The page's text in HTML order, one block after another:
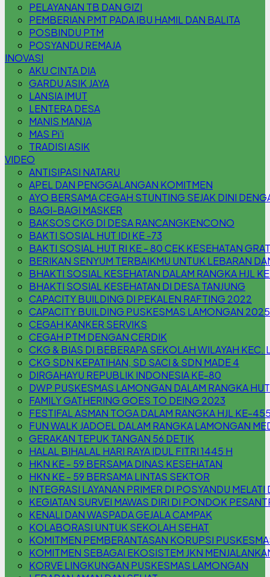
PELAYANAN TB DAN GIZI
PEMBERIAN PMT PADA IBU HAMIL DAN BALITA
POSBINDU PTM
POSYANDU REMAJA
INOVASI
AKU CINTA DIA
GARDU ASIK JAYA
LANSIA IMUT
LENTERA DESA
MANIS MANJA
MAS Pi'i
TRADISI ASIK
VIDEO
ANTISIPASI NATARU
APEL DAN PENGGALANGAN KOMITMEN
AYO BERSAMA CEGAH STUNTING SEJAK DINI
BAGI-BAGI MASKER
BAKSOS CKG DI DESA RANCANGKENCONO
BAKTI SOSIAL HUT IDI KE -73
BAKTI SOSIAL HUT RI KE - 80 CEK KESEHATAN
BERIKAN SENYUM TERBAIKMU UNTUK LEBARAN
BHAKTI SOSIAL KESEHATAN DALAM RANGKA HJL
BHAKTI SOSIAL KESEHATAN DI DESA TANJUNG
CAPACITY BUILDING DI PEKALEN RAFTING 2022
CAPACITY BUILDING PUSKESMAS LAMONGAN 2025
CEGAH KANKER SERVIKS
CEGAH PTM DENGAN CERDIK
CKG & BIAS DI BEBERAPA SEKOLAH WILAYAH KEC.
CKG SDN KEPATIHAN, SD SACI & SDN MADE 4
DIRGAHAYU REPUBLIK INDONESIA KE-80
DWP PUSKESMAS LAMONGAN DALAM RANGKA
FAMILY GATHERING GOES TO DEING 2023
FESTIFAL ASMAN TOGA DALAM RANGKA HJL KE-
FUN WALK JADOEL DALAM RANGKA LAMONGAN
GERAKAN TEPUK TANGAN 56 DETIK
HALAL BIHALAL HARI RAYA IDUL FITRI 1445 H
HKN KE - 59 BERSAMA DINAS KESEHATAN
HKN KE - 59 BERSAMA LINTAS SEKTOR
INTEGRASI LAYANAN PRIMER DI POSYANDU
KEGIATAN SURVEI MAWAS DIRI DI PONDOK
KENALI DAN WASPADA GEJALA CAMPAK
KOLABORASI UNTUK SEKOLAH SEHAT
KOMITMEN PEMBERANTASAN KORUPSI
KOMITMEN SEBAGAI EKOSISTEM JKN
KORVE LINGKUNGAN PUSKESMAS LAMONGAN